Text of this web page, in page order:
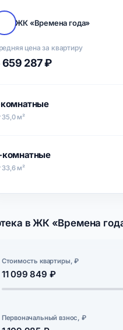
ЖК «Времена года»
цена за квартиру
659 287 ₽
комнатные
35,0 м²
комнатные
33,6 м²
в ЖК «Времена
Стоимость квартиры, ₽
11 099 849 ₽
Первоначальный взнос, ₽